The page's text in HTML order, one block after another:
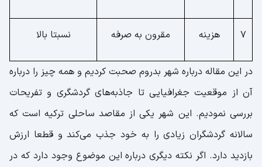
7 هزینه مقرون به صرفه نسبتا بالا
در این مقاله درباره شهر بدروم صحبت کردیم و همه چیز را درباره
آن از موقعیت جغرافیایی تا جاذبه‌های گردشگری و تفریحات
بررسی نمودیم. این شهر یکی از مقاصد ساحلی ترکیه است که
سالانه گردشگران زیادی را به خود جذب می‌کند و قطعا ارزش
بازدید دارد. اگر نکته دیگری درباره این موضوع وجود دارد که در